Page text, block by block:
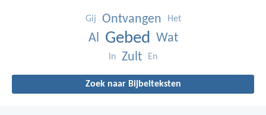
Gij Ontvangen Het
Al Gebed Wat
In Zult En
Zoek naar Bijbelteksten